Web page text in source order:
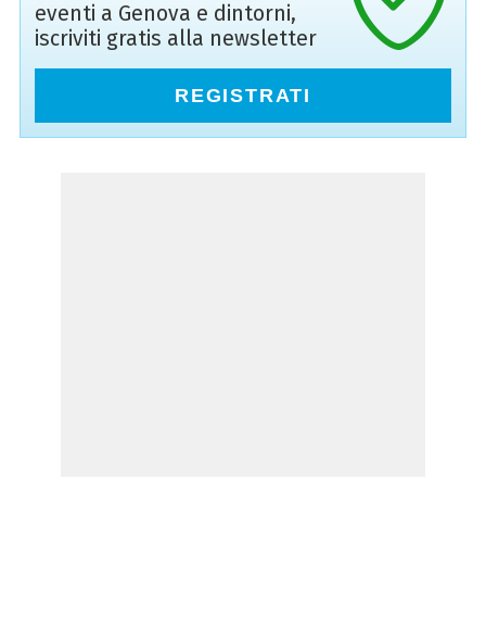
eventi a Genova e dintorni,
iscriviti gratis alla newsletter
REGISTRATI